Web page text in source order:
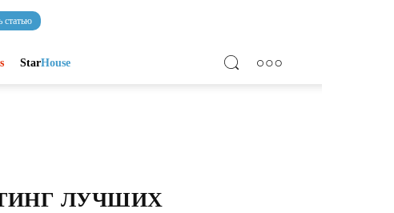
статью
StarHouse
ЛУЧШИХ